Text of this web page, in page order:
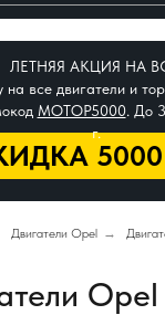
ЛЕТНЯЯ АКЦИЯ НА
на все двигатели и
МОТОР5000. До
г.
Двигатели Opel →